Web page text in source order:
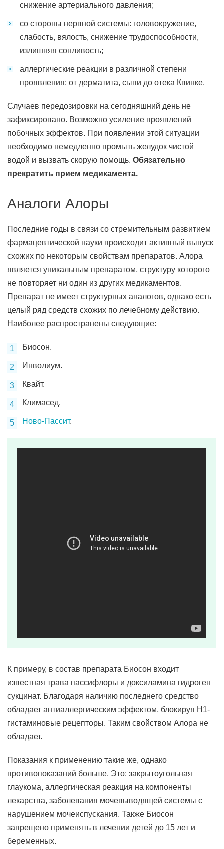
снижение артериального давления;
со стороны нервной системы: головокружение,
слабость, вялость, снижение трудоспособности,
излишняя сонливость;
аллергические реакции в различной степени
проявления: от дерматита, сыпи до отека Квинке.
Случаев передозировки на сегодняшний день не
зафиксировано. Возможно усиление проявлений
побочных эффектов. При появлении этой ситуации
необходимо немедленно промыть желудок чистой
водой и вызвать скорую помощь. Обязательно
прекратить прием медикамента.
Аналоги Алоры
Последние годы в связи со стремительным развитием
фармацевтической науки происходит активный выпуск
схожих по некоторым свойствам препаратов. Алора
является уникальным препаратом, структуру которого
не повторяет ни один из других медикаментов.
Препарат не имеет структурных аналогов, однако есть
целый ряд средств схожих по лечебному действию.
Наиболее распространены следующие:
Биосон.
Инволиум.
Квайт.
Климасед.
Ново-Пассит.
К примеру, в состав препарата Биосон входит
известная трава пассифлоры и доксиламина гидроген
сукцинат. Благодаря наличию последнего средство
обладает антиаллергическим эффектом, блокируя Н1-
гистаминовые рецепторы. Таким свойством Алора не
обладает.
Показания к применению такие же, однако
противопоказаний больше. Это: закрытоугольная
глаукома, аллергическая реакция на компоненты
лекарства, заболевания мочевыводящей системы с
нарушением мочеиспускания. Также Биосон
запрещено применять в лечении детей до 15 лет и
беременных.